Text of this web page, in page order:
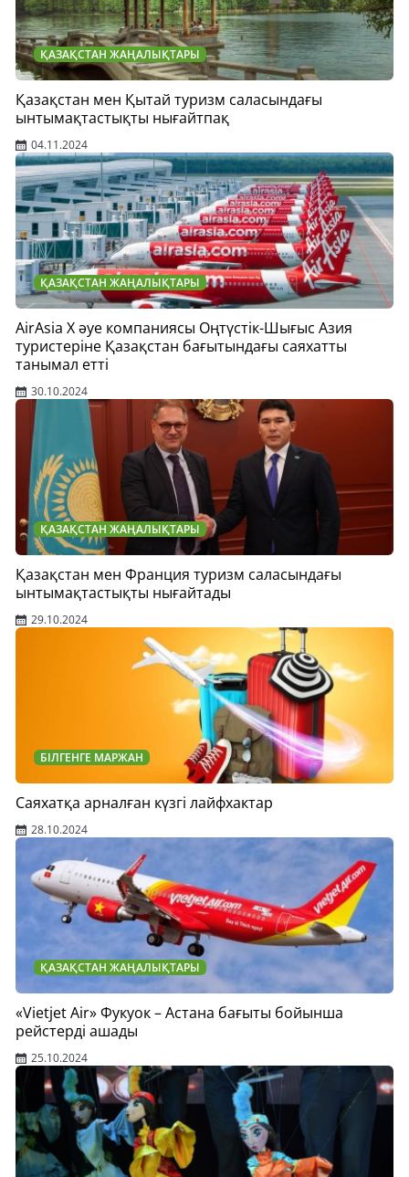
ҚАЗАҚСТАН ЖАҢАЛЫҚТАРЫ
Қазақстан мен Қытай туризм саласындағы
ынтымақтастықты нығайтпақ
04.11.2024
ҚАЗАҚСТАН ЖАҢАЛЫҚТАРЫ
AirAsia X әуе компаниясы Оңтүстік-Шығыс Азия
туристеріне Қазақстан бағытындағы саяхатты
танымал етті
30.10.2024
ҚАЗАҚСТАН ЖАҢАЛЫҚТАРЫ
Қазақстан мен Франция туризм саласындағы
ынтымақтастықты нығайтады
29.10.2024
БІЛГЕНГЕ МАРЖАН
Саяхатқа арналған күзгі лайфхактар
28.10.2024
ҚАЗАҚСТАН ЖАҢАЛЫҚТАРЫ
«Vietjet Air» Фукуок – Астана бағыты бойынша
рейстерді ашады
25.10.2024